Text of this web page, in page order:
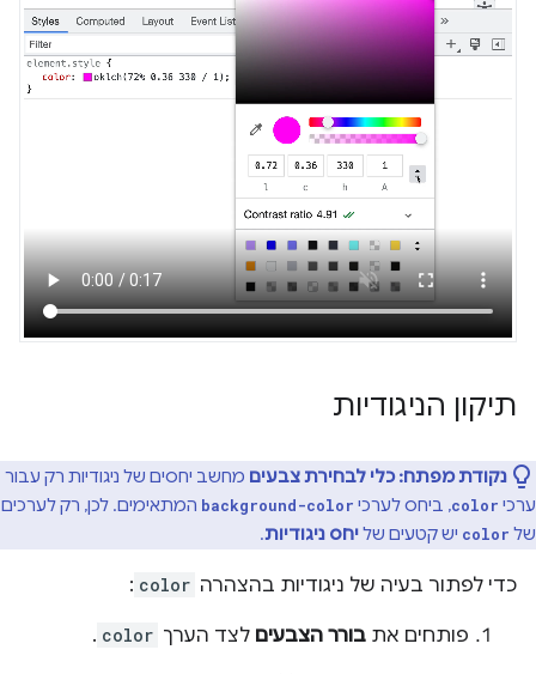
תיקון הניגודיות
נקודת מפתח: כלי לבחירת צבעים מחשב יחסים של ניגודיות רק עבור
ערכי color, ביחס לערכי background-color המתאימים. לכן, רק לערכים
של color יש קטעים שליחס ניגודיות.
כדי לפתור בעיה של ניגודיות בהצהרה color
:
פותחים את בורר הצבעים לצד הערך color
.